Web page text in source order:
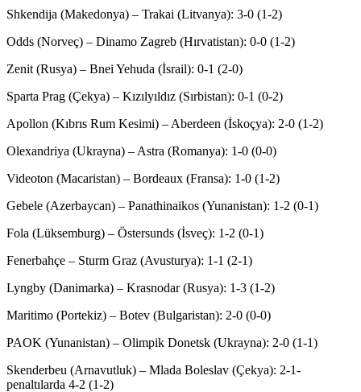
Shkendija (Makedonya) – Trakai (Litvanya): 3-0 (1-2)
Odds (Norveç) – Dinamo Zagreb (Hırvatistan): 0-0 (1-2)
Zenit (Rusya) – Bnei Yehuda (İsrail): 0-1 (2-0)
Sparta Prag (Çekya) – Kızılyıldız (Sırbistan): 0-1 (0-2)
Apollon (Kıbrıs Rum Kesimi) – Aberdeen (İskoçya): 2-0 (1-2)
Olexandriya (Ukrayna) – Astra (Romanya): 1-0 (0-0)
Videoton (Macaristan) – Bordeaux (Fransa): 1-0 (1-2)
Gebele (Azerbaycan) – Panathinaikos (Yunanistan): 1-2 (0-1)
Fola (Lüksemburg) – Östersunds (İsveç): 1-2 (0-1)
Fenerbahçe – Sturm Graz (Avusturya): 1-1 (2-1)
Lyngby (Danimarka) – Krasnodar (Rusya): 1-3 (1-2)
Maritimo (Portekiz) – Botev (Bulgaristan): 2-0 (0-0)
PAOK (Yunanistan) – Olimpik Donetsk (Ukrayna): 2-0 (1-1)
Skenderbeu (Arnavutluk) – Mlada Boleslav (Çekya): 2-1-
penaltılarda 4-2 (1-2)